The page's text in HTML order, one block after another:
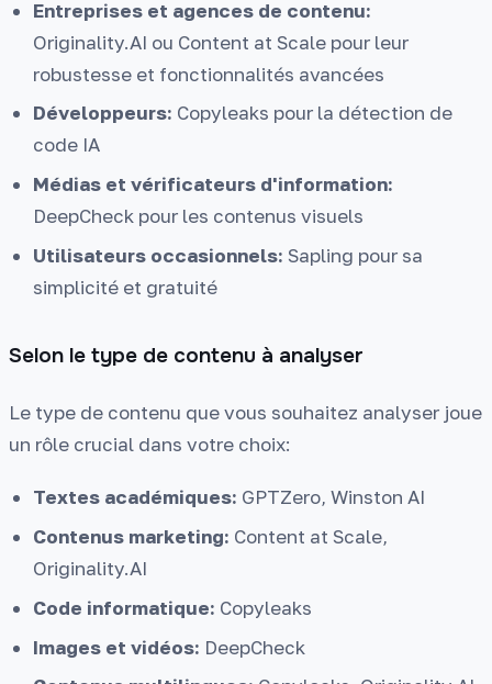
Entreprises et agences de contenu:
Originality.AI ou Content at Scale pour leur
robustesse et fonctionnalités avancées
Développeurs: Copyleaks pour la détection de
code IA
Médias et vérificateurs d'information:
DeepCheck pour les contenus visuels
Utilisateurs occasionnels: Sapling pour sa
simplicité et gratuité
Selon le type de contenu à analyser
Le type de contenu que vous souhaitez analyser joue
un rôle crucial dans votre choix:
Textes académiques: GPTZero, Winston AI
Contenus marketing: Content at Scale,
Originality.AI
Code informatique: Copyleaks
Images et vidéos: DeepCheck